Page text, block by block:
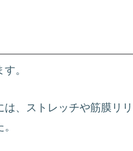
。
は、ストレッチや筋膜リ